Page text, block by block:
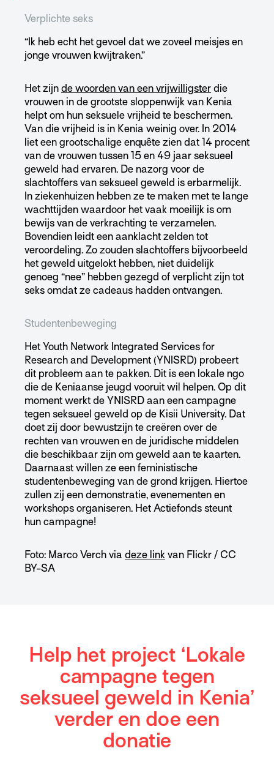
Verplichte seks
“Ik heb echt het gevoel dat we zoveel meisjes en
jonge vrouwen kwijtraken.”
Het zijn de woorden van een vrijwilligster die
vrouwen in de grootste sloppenwijk van Kenia
helpt om hun seksuele vrijheid te beschermen.
Van die vrijheid is in Kenia weinig over. In 2014
liet een grootschalige enquête zien dat 14 procent
van de vrouwen tussen 15 en 49 jaar seksueel
geweld had ervaren. De nazorg voor de
slachtoffers van seksueel geweld is erbarmelijk.
In ziekenhuizen hebben ze te maken met te lange
wachttijden waardoor het vaak moeilijk is om
bewijs van de verkrachting te verzamelen.
Bovendien leidt een aanklacht zelden tot
veroordeling. Zo zouden slachtoffers bijvoorbeeld
het geweld uitgelokt hebben, niet duidelijk
genoeg “nee” hebben gezegd of verplicht zijn tot
seks omdat ze cadeaus hadden ontvangen.
Studentenbeweging
Het Youth Network Integrated Services for
Research and Development (YNISRD) probeert
dit probleem aan te pakken. Dit is een lokale ngo
die de Keniaanse jeugd vooruit wil helpen. Op dit
moment werkt de YNISRD aan een campagne
tegen seksueel geweld op de Kisii University. Dat
doet zij door bewustzijn te creëren over de
rechten van vrouwen en de juridische middelen
die beschikbaar zijn om geweld aan te kaarten.
Daarnaast willen ze een feministische
studentenbeweging van de grond krijgen. Hiertoe
zullen zij een demonstratie, evenementen en
workshops organiseren. Het Actiefonds steunt
hun campagne!
Foto: Marco Verch via deze link van Flickr / CC
BY-SA
Help het project ‘Lokale
campagne tegen
seksueel geweld in Kenia’
verder en doe een
donatie